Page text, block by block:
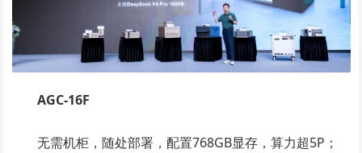
AGC-16F
无需机柜，随处部署，配置768GB显存，算力超5P；